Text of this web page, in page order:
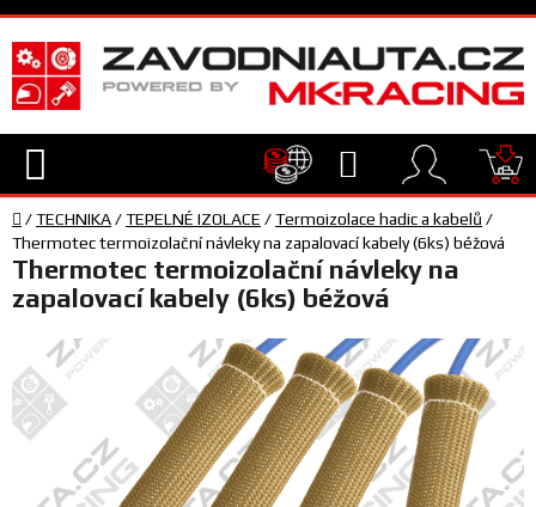
Přejít
na
obsah
Hledat
TECHNIKA
VYBAVENÍ
JEZDEC
TÝM
SERVIS
Domů
/TECHNIKA/TEPELNÉ IZOLACE /Termoizolace hadic a kabelů /
Thermotec termoizolační návleky na zapalovací kabely (6ks) béžová
Thermotec termoizolační návleky na
zapalovací kabely (6ks) béžová